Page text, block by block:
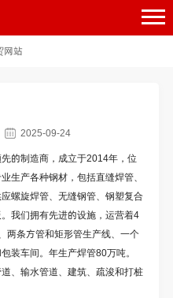
网站
2025-09-24
的制造商，成立于2014年，位
生产各种钢材，包括直缝焊管、
螺旋焊管、无缝钢管、钢塑复合
我们拥有先进的设施，运营着4
两条方管和矩形管生产线、一个
装车间。年生产焊管80万吨。
、输水管道、建筑、疏浚和打桩